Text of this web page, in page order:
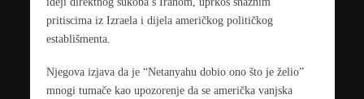
pritiscima iz Izraela i dijela američkog političkog
establišmenta.
Njegova izjava da je “Netanyahu dobio ono što je želio”
mnogi tumače kao upozorenje da se američka vanjska